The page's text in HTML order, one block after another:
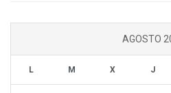
AGOSTO
L M X J